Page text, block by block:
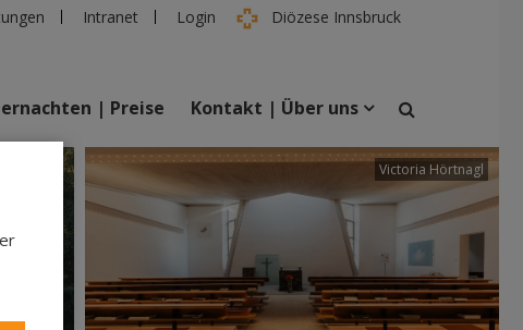
Intranet Login Diözese Innsbruck
suchen
Personen
| Preise Kontakt | Über uns
Victoria Hörtnagl